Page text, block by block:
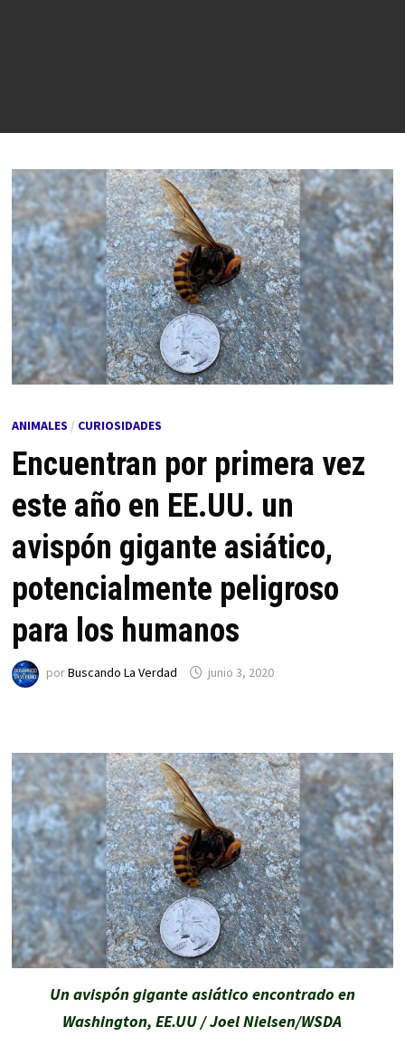
ANIMALES / CURIOSIDADES
Encuentran por primera vez
este año en EE.UU. un
avispón gigante asiático,
potencialmente peligroso
para los humanos
porBuscando La Verdad junio 3, 2020
Un avispón gigante asiático encontrado en
Washington, EE.UU / Joel Nielsen/WSDA